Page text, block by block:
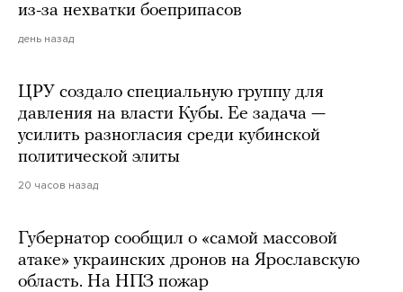
из-за нехватки боеприпасов
день назад
ЦРУ создало специальную группу для
давления на власти Кубы. Ее задача —
усилить разногласия среди кубинской
политической элиты
20 часов назад
Губернатор сообщил о «самой массовой
атаке» украинских дронов на Ярославскую
область. На НПЗ пожар